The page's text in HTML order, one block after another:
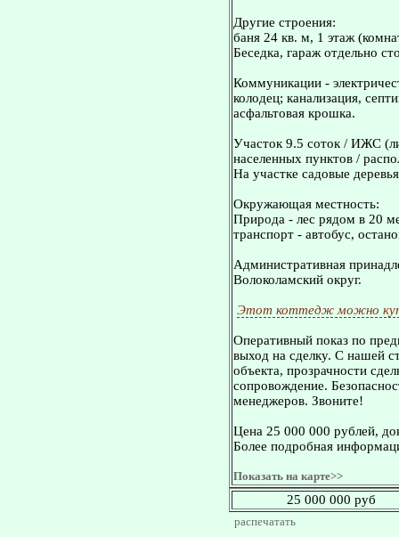
Другие строения:
баня 24 кв. м, 1 этаж
Беседка, гараж отдельно
Коммуникации -
колодец; канализация,
асфальтовая крошка.
Участок 9.5 соток / ИЖС
населенных пунктов /
На участке садовые
Окружающая местность:
Природа - лес рядом в 20
транспорт - автобус,
Административная
Волоколамский округ.
Этот коттедж можно
Оперативный показ по
выход на сделку. С нашей
объекта, прозрачности
сопровождение.
менеджеров. Звоните!
Цена 25 000 000 рублей,
Более подробная
Показать на карте>>
25 000 000 руб
распечатать